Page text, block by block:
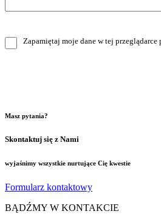
Zapamiętaj moje dane w tej
Masz pytania?
Skontaktuj się z Nami
wyjaśnimy wszystkie nurtujące Cię kwestie
Formularz kontaktowy
BĄDŹMY W KONTAKCIE